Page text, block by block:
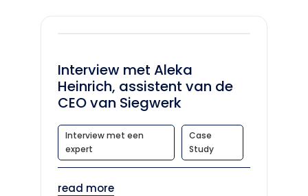
Interview met Aleka
Heinrich, assistent van de
CEO van Siegwerk
Interview met een
expert
Case
Study
read more